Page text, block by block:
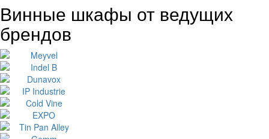
Винные шкафы от ведущих
брендов